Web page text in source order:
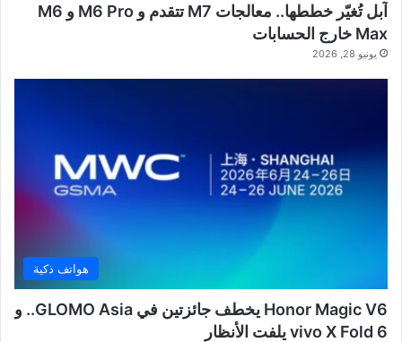
آبل تُغيّر خططها.. معالجات M7 تتقدم و M6 Pro و M6
Max خارج الحسابات
يونيو 28, 2026
هواتف ذكية
Honor Magic V6 يخطف جائزتين في GLOMO Asia.. و
vivo X Fold 6 يلفت الأنظار